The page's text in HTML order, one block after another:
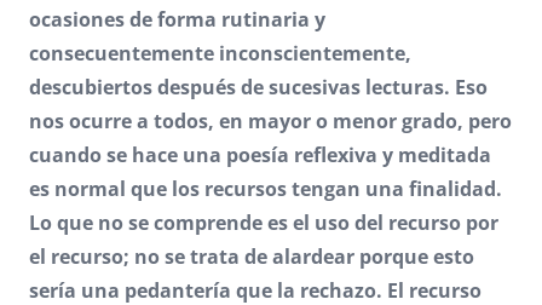
ocasiones de forma rutinaria y
consecuentemente inconscientemente,
descubiertos después de sucesivas lecturas. Eso
nos ocurre a todos, en mayor o menor grado, pero
cuando se hace una poesía reflexiva y meditada
es normal que los recursos tengan una finalidad.
Lo que no se comprende es el uso del recurso por
el recurso; no se trata de alardear porque esto
sería una pedantería que la rechazo. El recurso